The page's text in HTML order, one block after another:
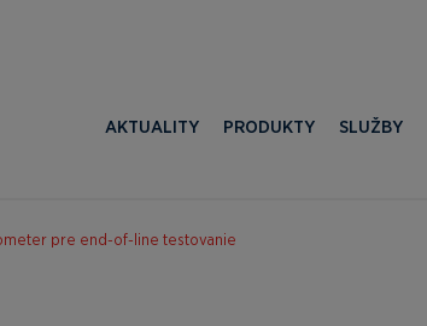
AKTUALITY PRODUKTY SLUŽBY
pre end-of-line testovanie